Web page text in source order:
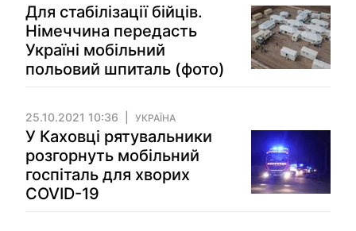
Для стабілізації бійців.
Німеччина передасть
Україні мобільний
польовий шпиталь (фото)
25.10.2021 10:36 УКРАЇНА
У Каховці рятувальники
розгорнуть мобільний
госпіталь для хворих
COVID-19